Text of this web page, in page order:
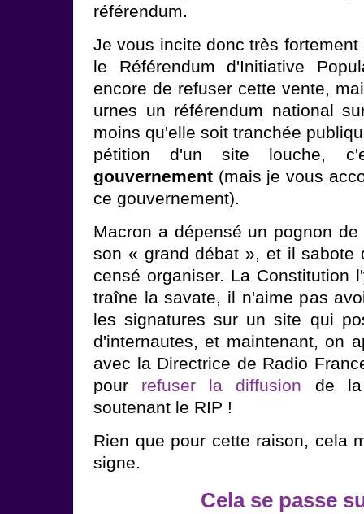
référendum.
Je vous incite donc très
le Référendum d'Initiative
encore de refuser cette vente,
urnes un référendum national
moins qu'elle soit tranchée
pétition d'un site louche,
gouvernement (mais je vous
ce gouvernement).
Macron a dépensé un pognon
son « grand débat », et il sabote
censé organiser. La Constitution
traîne la savate, il n'aime pas
les signatures sur un site qui
d'internautes, et maintenant, on
avec la Directrice de Radio
pour refuser la diffusion de la
soutenant le RIP !
Rien que pour cette raison, cela
signe.
Cela se passe